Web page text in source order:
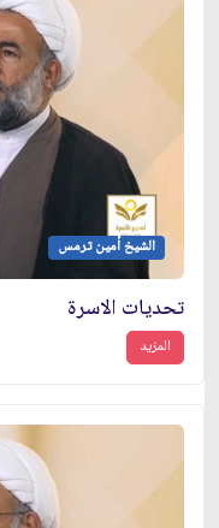
الشيخ أمين ترمس
تحديات الاسرة
المزيد